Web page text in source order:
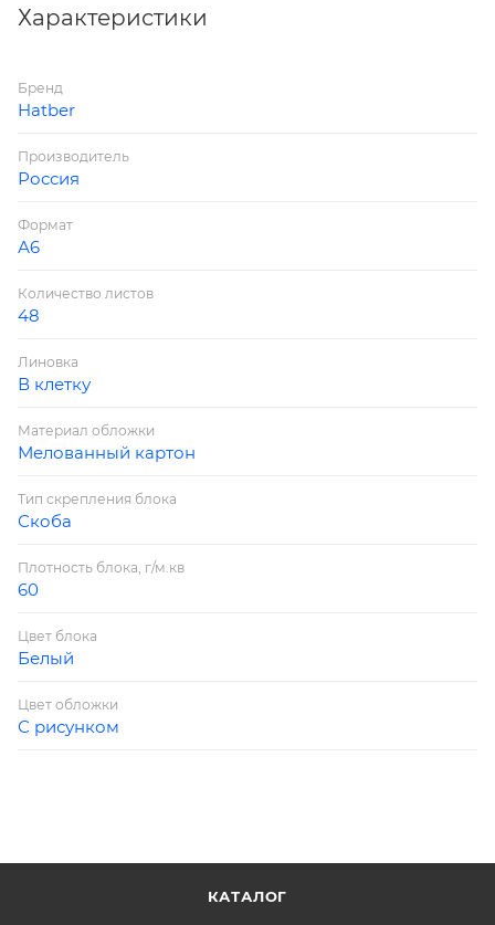
фиксируйте идеи, делайте зарисовки.
Характеристики
Бренд
Hatber
Производитель
Россия
Формат
А6
Количество листов
48
Линовка
В клетку
Материал обложки
Мелованный картон
Тип скрепления блока
Скоба
Плотность блока, г/м.кв
60
Цвет блока
Белый
Цвет обложки
С рисунком
КАТАЛОГ